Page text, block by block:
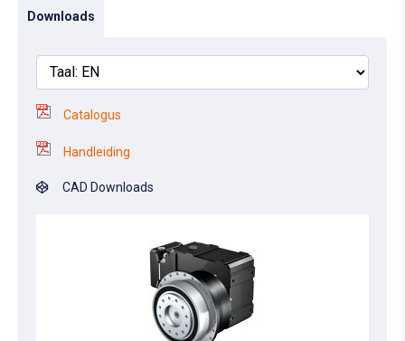
Downloads
Catalogus
Handleiding
CAD Downloads